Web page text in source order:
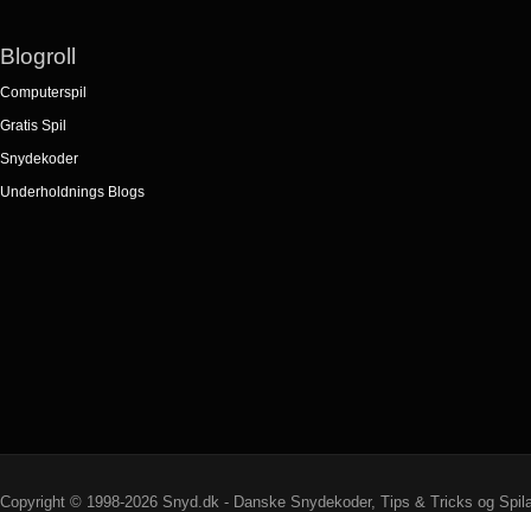
Blogroll
Computerspil
Gratis Spil
Snydekoder
Underholdnings Blogs
Copyright © 1998-2026 Snyd.dk - Danske Snydekoder, Tips & Tricks og